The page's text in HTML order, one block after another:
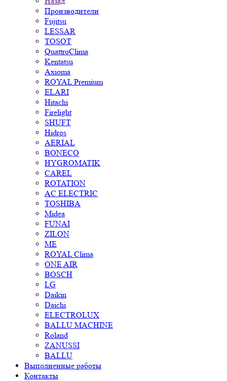
Производители
Fujitsu
LESSAR
TOSOT
QuattroClima
Kentatsu
Axioma
ROYAL Premium
ELARI
Hitachi
Firelight
SHUFT
Hidros
AERIAL
BONECO
HYGROMATIK
CAREL
ROTATION
AC ELECTRIC
TOSHIBA
Midea
FUNAI
ZILON
ME
ROYAL Clima
ONE AIR
BOSCH
LG
Daikin
Daichi
ELECTROLUX
BALLU MACHINE
Roland
ZANUSSI
BALLU
Выполненные работы
Контакты